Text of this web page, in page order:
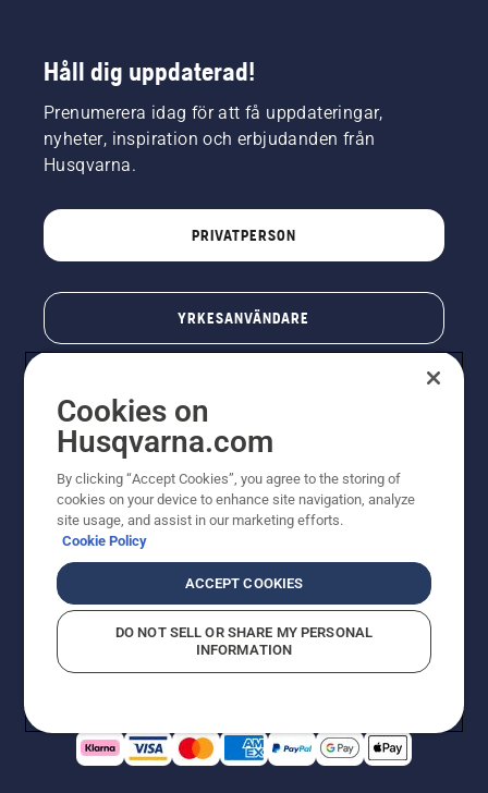
Håll dig uppdaterad!
Prenumerera idag för att få uppdateringar,
nyheter, inspiration och erbjudanden från
Husqvarna.
PRIVATPERSON
YRKESANVÄNDARE
© Husqvarna AB (publ). All rights reserved. Priserna
som visas är rekommenderade cirkapriser. Alla angivna
priser är rekommenderade försäljningspriser (inkl.
moms) om inte produkten är tillgänglig för direkt köp.
CookiepolicyAnvändningsvillkor Sekretessmeddelande
Rapportera misstänkta överträdelser
Cookies on
Husqvarna.com
By clicking “Accept Cookies”, you agree to the storing of
cookies on your device to enhance site navigation, analyze
site usage, and assist in our marketing efforts.
Cookie Policy
ACCEPT COOKIES
DO NOT SELL OR SHARE MY PERSONAL
INFORMATION